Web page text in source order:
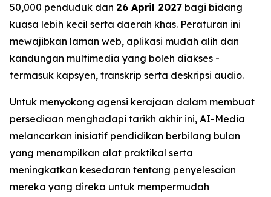
50,000 penduduk dan 26 April 2027 bagi bidang
kuasa lebih kecil serta daerah khas. Peraturan ini
mewajibkan laman web, aplikasi mudah alih dan
kandungan multimedia yang boleh diakses -
termasuk kapsyen, transkrip serta deskripsi audio.
Untuk menyokong agensi kerajaan dalam membuat
persediaan menghadapi tarikh akhir ini, AI-Media
melancarkan inisiatif pendidikan berbilang bulan
yang menampilkan alat praktikal serta
meningkatkan kesedaran tentang penyelesaian
mereka yang direka untuk mempermudah